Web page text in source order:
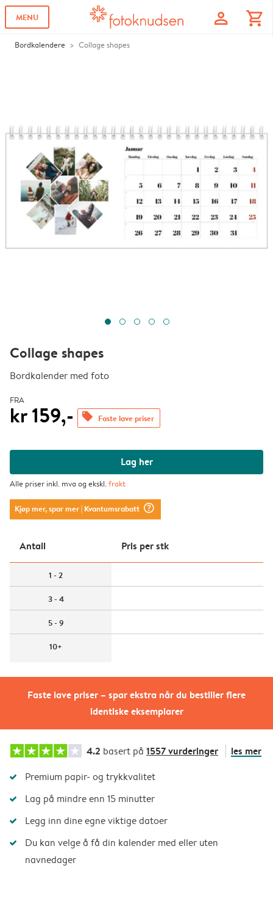
MENU profile shopping_cart
Bordkalendere Collage shapes
Faste lave priser – spar ekstra når du bestiller flere
identiske eksemplarer
Collage shapes
Bordkalender med foto
FRA
kr 159,- offers Faste lave priser
Lag her
Alle priser inkl. mva og ekskl.frakt
Kjøp mer, spar mer| Kvantumsrabatt question_mark_circle
Antall Pris per stk
1 - 2
3 - 4
5 - 9
10+
4.2 basert på 1557 vurderinger les mer
Premium papir- og trykkvalitet
Lag på mindre enn 15 minutter
Legg inn dine egne viktige datoer
Du kan velge å få din kalender med eller uten
navnedager